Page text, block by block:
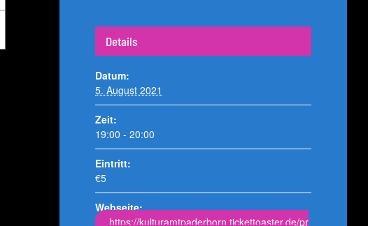
Details
Datum:
5. August 2021
Zeit:
19:00 - 20:00
Eintritt:
€5
Webseite:
https://kulturamtpaderborn.tickettoaster.de/pr